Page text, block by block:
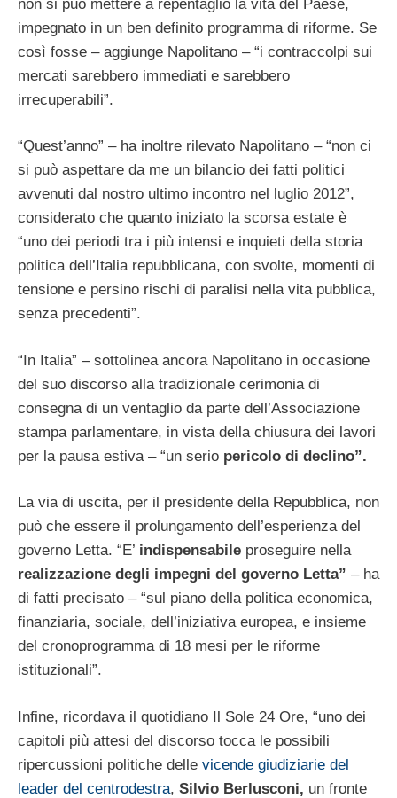
non si può mettere a repentaglio la vita del Paese,
impegnato in un ben definito programma di riforme. Se
così fosse – aggiunge Napolitano – “i contraccolpi sui
mercati sarebbero immediati e sarebbero
irrecuperabili”.
“Quest’anno” – ha inoltre rilevato Napolitano – “non ci
si può aspettare da me un bilancio dei fatti politici
avvenuti dal nostro ultimo incontro nel luglio 2012”,
considerato che quanto iniziato la scorsa estate è
“uno dei periodi tra i più intensi e inquieti della storia
politica dell’Italia repubblicana, con svolte, momenti di
tensione e persino rischi di paralisi nella vita pubblica,
senza precedenti”.
“In Italia” – sottolinea ancora Napolitano in occasione
del suo discorso alla tradizionale cerimonia di
consegna di un ventaglio da parte dell’Associazione
stampa parlamentare, in vista della chiusura dei lavori
per la pausa estiva – “un serio pericolo di declino”.
La via di uscita, per il presidente della Repubblica, non
può che essere il prolungamento dell’esperienza del
governo Letta. “E’ indispensabile proseguire nella
realizzazione degli impegni del governo Letta” – ha
di fatti precisato – “sul piano della politica economica,
finanziaria, sociale, dell’iniziativa europea, e insieme
del cronoprogramma di 18 mesi per le riforme
istituzionali”.
Infine, ricordava il quotidiano Il Sole 24 Ore, “uno dei
capitoli più attesi del discorso tocca le possibili
ripercussioni politiche delle vicende giudiziarie del
leader del centrodestra, Silvio Berlusconi, un fronte